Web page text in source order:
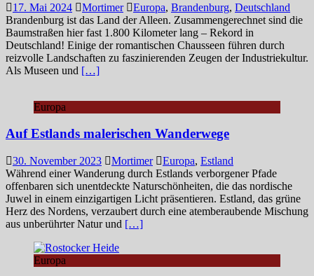
17. Mai 2024 Mortimer Europa, Brandenburg, Deutschland
Brandenburg ist das Land der Alleen. Zusammengerechnet sind die
Baumstraßen hier fast 1.800 Kilometer lang – Rekord in
Deutschland! Einige der romantischen Chausseen führen durch
reizvolle Landschaften zu faszinierenden Zeugen der Industriekultur.
Als Museen und […]
Europa
Auf Estlands malerischen Wanderwege
30. November 2023 Mortimer Europa, Estland
Während einer Wanderung durch Estlands verborgener Pfade
offenbaren sich unentdeckte Naturschönheiten, die das nordische
Juwel in einem einzigartigen Licht präsentieren. Estland, das grüne
Herz des Nordens, verzaubert durch eine atemberaubende Mischung
aus unberührter Natur und […]
Europa